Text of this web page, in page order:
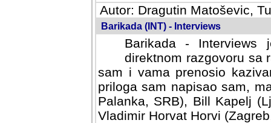
Autor: Dragutin Matoševic,
Barikada (INT) - Interviews
Barikada -
direktnom razgovoru sa
sam i vama prenosio
priloga sam napisao sam,
Palanka, SRB), Bill Kapelj
Vladimir Horvat Horvi